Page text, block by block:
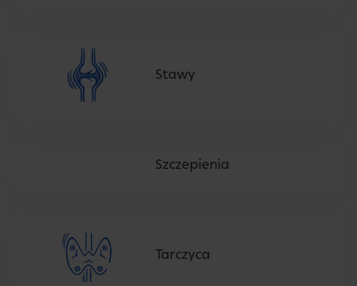
Stawy
Szczepienia
Tarczyca